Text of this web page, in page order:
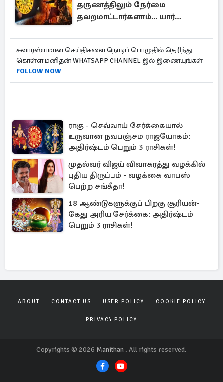
தருணத்திலும் நேர்மை
தவறமாட்டார்களாம்... யார்
யார்ன்னு தெரியுமா?
சுவாரஸ்யமான செய்திகளை நொடிப் பொழுதில் தெரிந்து
கொள்ள மனிதன் WHATSAPP CHANNEL இல் இணையுங்கள்
FOLLOW NOW
ராகு - செவ்வாய் சேர்க்கையால்
உருவான நவபஞ்சம ராஜயோகம்:
அதிர்ஷ்டம் பெறும் 3 ராசிகள்!
முதல்வர் விஜய் விவாகரத்து வழக்கில்
புதிய திருப்பம் - வழக்கை வாபஸ்
பெற்ற சங்கீதா!
18 ஆண்டுகளுக்குப் பிறகு சூரியன்-
கேது அரிய சேர்க்கை: அதிர்ஷ்டம்
பெறும் 3 ராசிகள்!
ABOUT CONTACT US USER POLICY COOKIE POLICY
PRIVACY POLICY
Copyrights © 2026 Manithan . All rights reserved.